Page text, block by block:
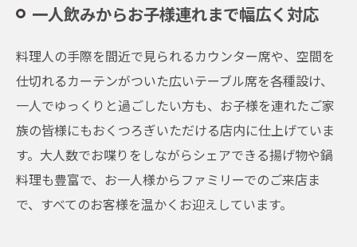
一人飲みからお子様連れまで幅広く対応
料理人の手際を間近で見られるカウンター席や、空間を
仕切れるカーテンがついた広いテーブル席を各種設け、
一人でゆっくりと過ごしたい方も、お子様を連れたご家
族の皆様にもおくつろぎいただける店内に仕上げていま
す。大人数でお喋りをしながらシェアできる揚げ物や鍋
料理も豊富で、お一人様からファミリーでのご来店ま
で、すべてのお客様を温かくお迎えしています。